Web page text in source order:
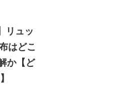
リュッ
はどこ
か【ど